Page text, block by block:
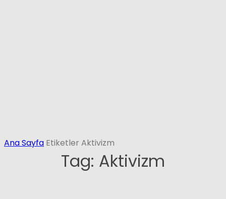
Ana Sayfa Etiketler Aktivizm
Tag: Aktivizm